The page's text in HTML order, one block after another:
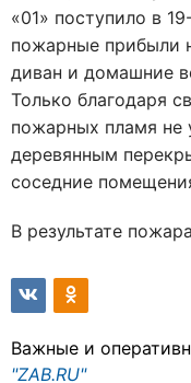
«01» поступило в
пожарные прибыли
диван и домашние
Только благодаря
пожарных пламя не
деревянным
соседние
В результате
Важные и
"ZAB.RU"